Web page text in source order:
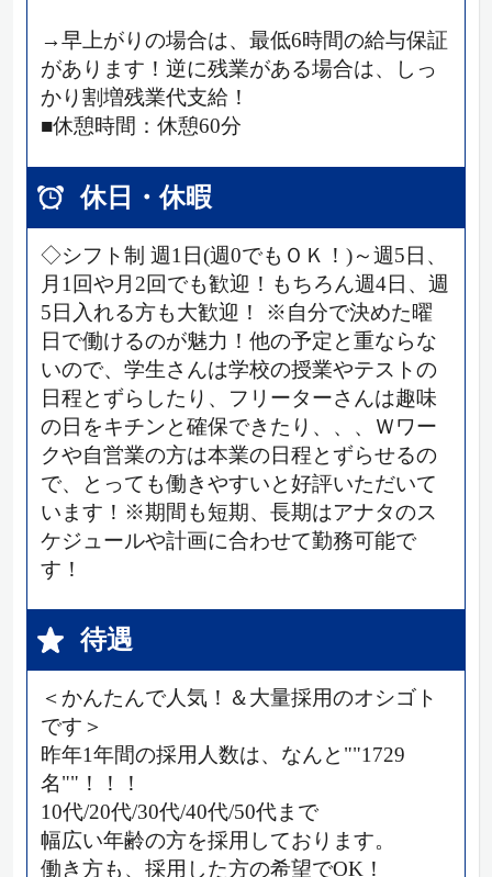
→早上がりの場合は、最低6時間の給与保証
があります！逆に残業がある場合は、しっ
かり割増残業代支給！
■休憩時間：休憩60分
休日・休暇
◇シフト制 週1日(週0でもＯＫ！)～週5日、
月1回や月2回でも歓迎！もちろん週4日、週
5日入れる方も大歓迎！ ※自分で決めた曜
日で働けるのが魅力！他の予定と重ならな
いので、学生さんは学校の授業やテストの
日程とずらしたり、フリーターさんは趣味
の日をキチンと確保できたり、、、Ｗワー
クや自営業の方は本業の日程とずらせるの
で、とっても働きやすいと好評いただいて
います！※期間も短期、長期はアナタのス
ケジュールや計画に合わせて勤務可能で
す！
待遇
＜かんたんで人気！＆大量採用のオシゴト
です＞
昨年1年間の採用人数は、なんと""1729
名""！！！
10代/20代/30代/40代/50代まで
幅広い年齢の方を採用しております。
働き方も、採用した方の希望でOK！